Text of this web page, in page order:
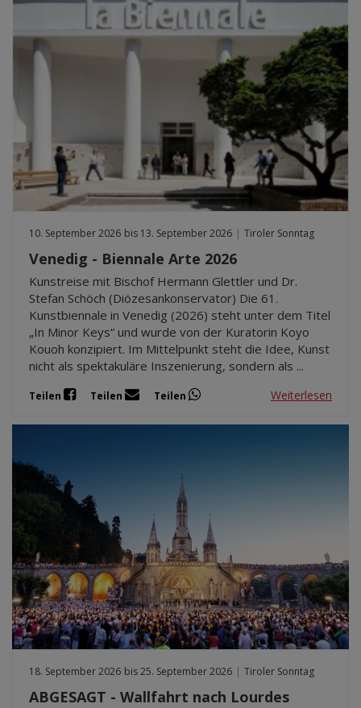
10. September 2026 bis 13. September 2026 | Tiroler Sonntag
Venedig - Biennale Arte 2026
Kunstreise mit Bischof Hermann Glettler und Dr.
Stefan Schöch (Diözesankonservator) Die 61.
Kunstbiennale in Venedig (2026) steht unter dem Titel
„In Minor Keys“ und wurde von der Kuratorin Koyo
Kouoh konzipiert. Im Mittelpunkt steht die Idee, Kunst
nicht als spektakuläre Inszenierung, sondern als ...
Teilen Teilen Teilen Weiterlesen
18. September 2026 bis 25. September 2026 | Tiroler Sonntag
ABGESAGT - Wallfahrt nach Lourdes